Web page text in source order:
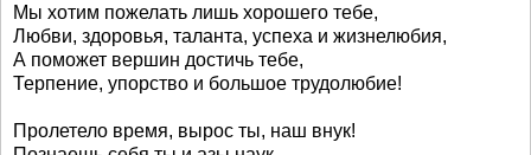
Мы хотим пожелать лишь хорошего тебе,
Любви, здоровья, таланта, успеха и жизнелюбия,
А поможет вершин достичь тебе,
Терпение, упорство и большое трудолюбие!
Пролетело время, вырос ты, наш внук!